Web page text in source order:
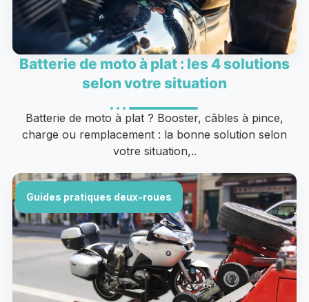
Batterie de moto à plat : les 4 solutions
selon votre situation
Batterie de moto à plat ? Booster, câbles à pince,
charge ou remplacement : la bonne solution selon
votre situation,..
Guides pratiques deux-roues